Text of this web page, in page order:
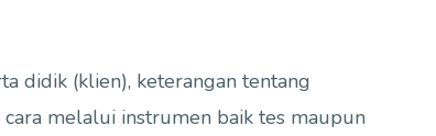
didik (klien), keterangan tentang
melalui instrumen baik tes maupun